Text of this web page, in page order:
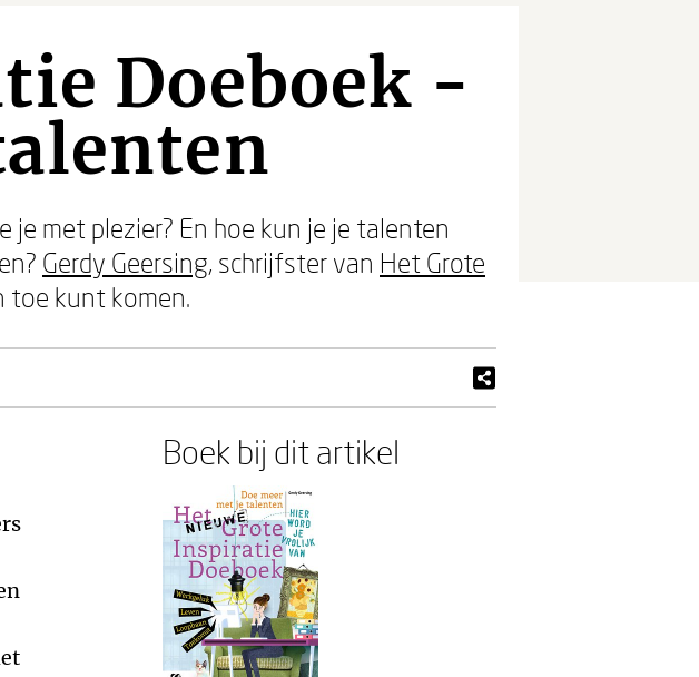
Doeboek -
met plezier? En hoe kun je je talenten
Gerdy Geersing, schrijfster van Het Grote
toe kunt komen.
Boek bij dit artikel